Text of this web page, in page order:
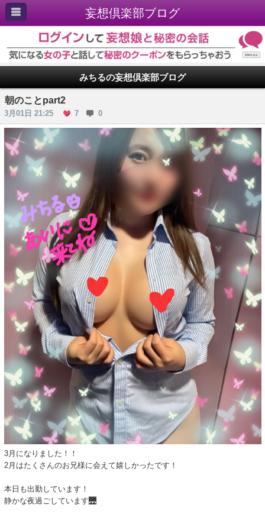
妄想倶楽部ブログ
みちるの妄想倶楽部ブログ
朝のことpart2
3月01日 21:25 7 0
3月になりました！！
2月はたくさんのお兄様に会えて嬉しかったです！
本日も出勤しています！
静かな夜過ごしています🌉